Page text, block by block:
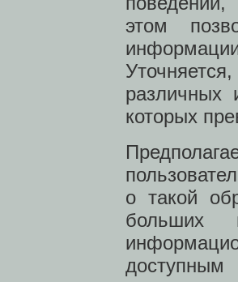
этом
различных
которых
о такой
больших